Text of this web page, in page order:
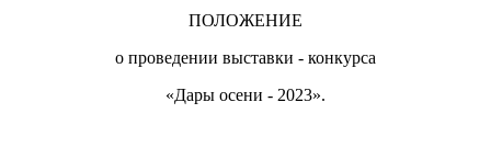
ПОЛОЖЕНИЕ
о проведении выставки - конкурса
«Дары осени - 2023».